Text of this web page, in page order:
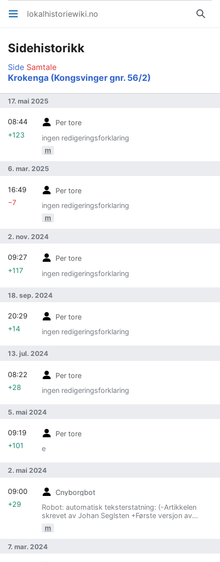
Åpne hovedmenyen lokalhistoriewiki.no Søk
Sidehistorikk
Side Samtale
Krokenga (Kongsvinger gnr. 56/2)
17. mai 2025
Per tore
ingen redigeringsforklaring
m
08:44
+123
6. mar. 2025
Per tore
ingen redigeringsforklaring
m
16:49
−7
2. nov. 2024
Per tore
ingen redigeringsforklaring
09:27
+117
18. sep. 2024
Per tore
ingen redigeringsforklaring
20:29
+14
13. jul. 2024
Per tore
ingen redigeringsforklaring
08:22
+28
5. mai 2024
Per tore
e
09:19
+101
2. mai 2024
Cnyborgbot
Robot: automatisk teksterstatning: (-Artikkelen
skrevet av Johan Seglsten +Første versjon av
m
09:00
+29
7. mar. 2024